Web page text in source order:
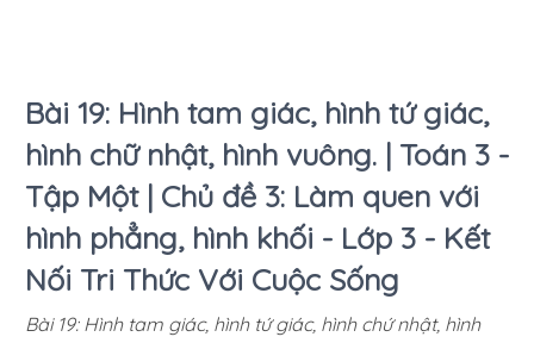
Bài 19: Hình tam giác, hình tứ giác,
hình chữ nhật, hình vuông. | Toán 3 -
Tập Một | Chủ đề 3: Làm quen với
hình phẳng, hình khối - Lớp 3 - Kết
Nối Tri Thức Với Cuộc Sống
Bài 19: Hình tam giác, hình tứ giác, hình chứ nhật, hình